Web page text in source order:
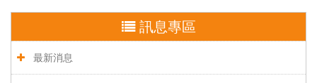
訊息專區
最新消息